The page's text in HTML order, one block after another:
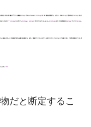
だと断定するこ